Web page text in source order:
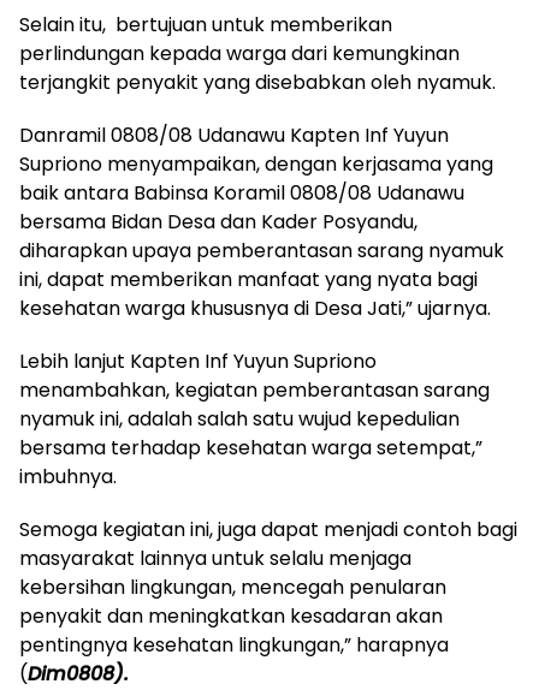
Selain itu, bertujuan untuk memberikan
perlindungan kepada warga dari kemungkinan
terjangkit penyakit yang disebabkan oleh nyamuk.
Danramil 0808/08 Udanawu Kapten Inf Yuyun
Supriono menyampaikan, dengan kerjasama yang
baik antara Babinsa Koramil 0808/08 Udanawu
bersama Bidan Desa dan Kader Posyandu,
diharapkan upaya pemberantasan sarang nyamuk
ini, dapat memberikan manfaat yang nyata bagi
kesehatan warga khususnya di Desa Jati,” ujarnya.
Lebih lanjut Kapten Inf Yuyun Supriono
menambahkan, kegiatan pemberantasan sarang
nyamuk ini, adalah salah satu wujud kepedulian
bersama terhadap kesehatan warga setempat,”
imbuhnya.
Semoga kegiatan ini, juga dapat menjadi contoh bagi
masyarakat lainnya untuk selalu menjaga
kebersihan lingkungan, mencegah penularan
penyakit dan meningkatkan kesadaran akan
pentingnya kesehatan lingkungan,” harapnya
(Dim0808).